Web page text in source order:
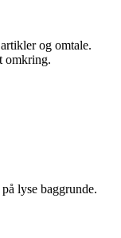
og omtale.
omkring.
lyse baggrunde.